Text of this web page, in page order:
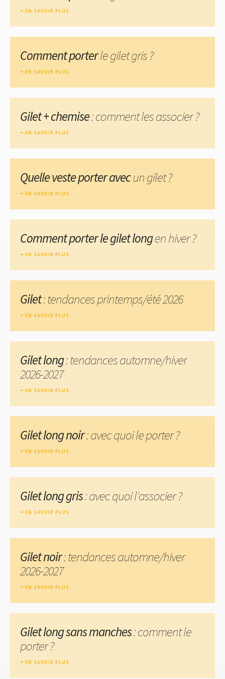
EN SAVOIR PLUS
Comment porterle gilet gris ?
EN SAVOIR PLUS
Gilet + chemise: comment les associer ?
EN SAVOIR PLUS
Quelle veste porter avecun gilet ?
EN SAVOIR PLUS
Comment porter le gilet longen hiver ?
EN SAVOIR PLUS
Gilet: tendances printemps/été 2026
EN SAVOIR PLUS
Gilet long: tendances automne/hiver
2026-2027
EN SAVOIR PLUS
Gilet long noir: avec quoi le porter ?
EN SAVOIR PLUS
Gilet long gris: avec quoi l'associer ?
EN SAVOIR PLUS
Gilet noir: tendances automne/hiver
2026-2027
EN SAVOIR PLUS
Gilet long sans manches: comment le
porter ?
EN SAVOIR PLUS